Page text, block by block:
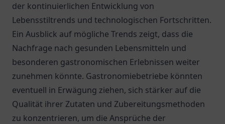
der kontinuierlichen Entwicklung von
Lebensstiltrends und technologischen Fortschritten.
Ein Ausblick auf mögliche Trends zeigt, dass die
Nachfrage nach gesunden Lebensmitteln und
besonderen gastronomischen Erlebnissen weiter
zunehmen könnte. Gastronomiebetriebe könnten
eventuell in Erwägung ziehen, sich stärker auf die
Qualität ihrer Zutaten und Zubereitungsmethoden
zu konzentrieren, um die Ansprüche der